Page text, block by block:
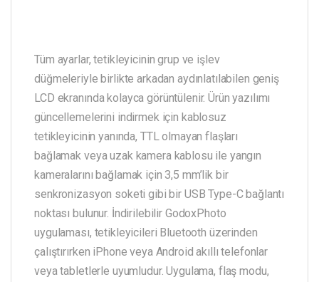
Tüm ayarlar, tetikleyicinin grup ve işlev
düğmeleriyle birlikte arkadan aydınlatılabilen geniş
LCD ekranında kolayca görüntülenir. Ürün yazılımı
güncellemelerini indirmek için kablosuz
tetikleyicinin yanında, TTL olmayan flaşları
bağlamak veya uzak kamera kablosu ile yangın
kameralarını bağlamak için 3,5 mm’lik bir
senkronizasyon soketi gibi bir USB Type-C bağlantı
noktası bulunur. İndirilebilir GodoxPhoto
uygulaması, tetikleyicileri Bluetooth üzerinden
çalıştırırken iPhone veya Android akıllı telefonlar
veya tabletlerle uyumludur. Uygulama, flaş modu,